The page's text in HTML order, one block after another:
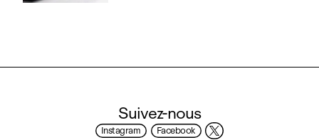
Suivez-nous
Instagram Facebook